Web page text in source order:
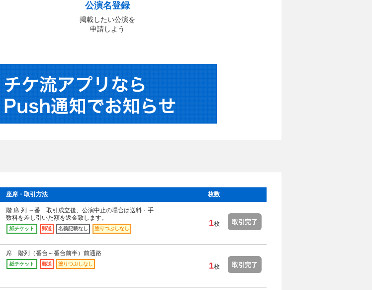
公演名登録
掲載したい公演を
申請しよう
座席・取引方法 枚数
階 席 列 ～番 取引成立後、公演中止の場合は送料・手
数料を差し引いた額を返金致します。
紙チケット 郵送 名義記載なし 塗りつぶしなし
1枚 取引完了
席 階列（番台～番台前半）前通路
紙チケット 郵送 塗りつぶしなし 1枚 取引完了